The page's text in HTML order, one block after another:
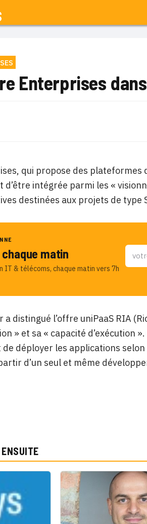
Enterprises
qui propose des plateformes
d’être intégrée parmi les «
destinées aux projets de type
matin
IT & télécoms, chaque matin vers 7h
a distingué l’offre uniPaaS RIA
» et sa « capacité d’exécution
déployer les applications
d’un seul et même